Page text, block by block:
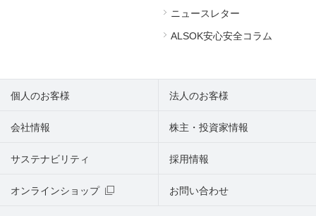
ニュースレター
ALSOK安心安全コラム
個人のお客様 法人のお客様
会社情報 株主・投資家情報
サステナビリティ
オンラインショップ お問い合わせ
採用情報